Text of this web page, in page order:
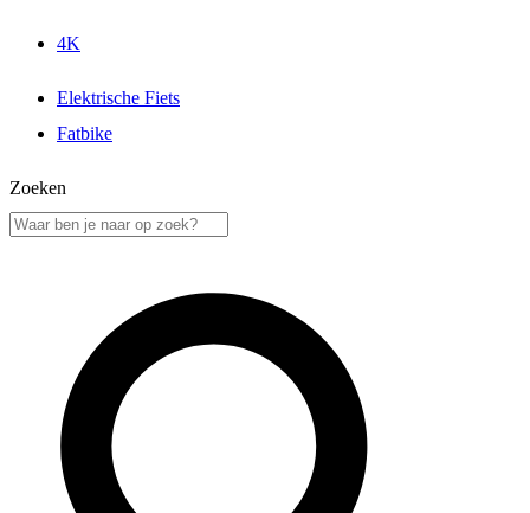
4K
Elektrische Fiets
Fatbike
Zoeken